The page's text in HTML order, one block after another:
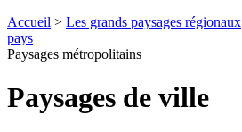
Accueil > Les grands paysages régionaux
pays
Paysages métropolitains
Paysages de ville